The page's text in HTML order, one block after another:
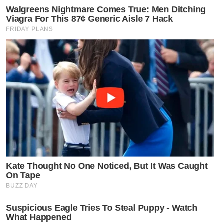
Walgreens Nightmare Comes True: Men Ditching
Viagra For This 87¢ Generic Aisle 7 Hack
FRIDAY PLANS
Kate Thought No One Noticed, But It Was Caught
On Tape
BUZZ DAY
Suspicious Eagle Tries To Steal Puppy - Watch
What Happened